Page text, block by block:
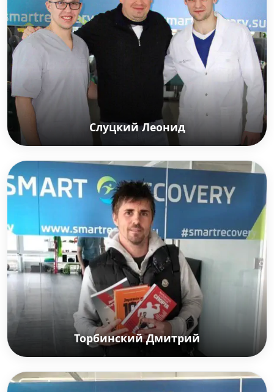
Скала». Народная артистка Российской
Федерации с мужем — советским и российским
скрипачём. Лауреат премии Ленинского
комсомола, заслуженный артист России.
Слуцкий Леонид
Слуцкий Леонид
Российский футбольный тренер, главный тренер
клуба «Рубин». Заслуженный тренер России.
Кандидат педагогических наук.
Торбинский Дмитрий
Торбинский Дмитрий